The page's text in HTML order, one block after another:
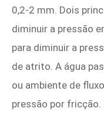
0,2-2 mm. Dois
diminuir a pressão
para diminuir a
de atrito. A água
ou ambiente de
pressão por fricção.